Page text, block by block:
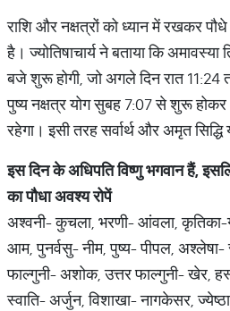
राशि और नक्षत्रों को ध्यान में रखकर
है। ज्योतिषाचार्य ने बताया कि
बजे शुरू होगी, जो अगले दिन रात
पुष्य नक्षत्र योग सुबह 7:07 से शुरू
रहेगा। इसी तरह सर्वार्थ और अमृत सिद्धि
इस दिन के अधिपति विष्णु भगवान हैं,
का पौधा अवश्य रोपें
अश्वनी- कुचला, भरणी- आंवला, कृतिका-
आम, पुनर्वसु- नीम, पुष्य- पीपल, अश्लेषा-
फाल्गुनी- अशोक, उत्तर फाल्गुनी- खेर,
स्वाति- अर्जुन, विशाखा- नागकेसर,